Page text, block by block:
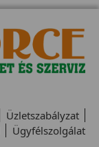
Üzletszabályzat
Ügyfélszolgálat